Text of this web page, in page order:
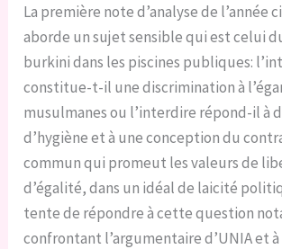
La première note d’analyse de l’année
aborde un sujet sensible qui est celui
burkini dans les piscines publiques:
constitue-t-il une discrimination à
musulmanes ou l’interdire répond-il à
d’hygiène et à une conception du
commun qui promeut les valeurs de
d’égalité, dans un idéal de laicité
tente de répondre à cette question
confrontant l’argumentaire d’UNIA et à